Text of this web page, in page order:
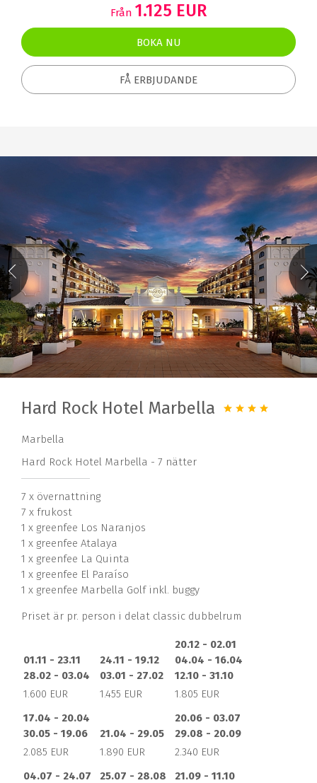
Från 1.125 EUR
BOKA NU
FÅ ERBJUDANDE
Hard Rock Hotel Marbella
Marbella
Hard Rock Hotel Marbella - 7 nätter
7 x övernattning
7 x frukost
1 x greenfee Los Naranjos
1 x greenfee Atalaya
1 x greenfee La Quinta
1 x greenfee El Paraíso
1 x greenfee Marbella Golf inkl. buggy
Priset är pr. person i delat classic dubbelrum
01.11 - 23.11
28.02 - 03.04
24.11 - 19.12
03.01 - 27.02
20.12 - 02.01
04.04 - 16.04
12.10 - 31.10
1.600 EUR
1.455 EUR
1.805 EUR
17.04 - 20.04
30.05 - 19.06
21.04 - 29.05
20.06 - 03.07
29.08 - 20.09
2.085 EUR
1.890 EUR
2.340 EUR
04.07 - 24.07
25.07 - 28.08
21.09 - 11.10